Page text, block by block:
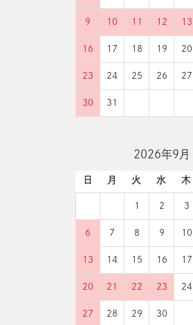
9 10 11 12 13
16 17 18 19 20
23 24 25 26 27
30 31
2026年9月
日 月 火 水 木
1 2 3
6 7 8 9 10
13 14 15 16 17
20 21 22 23 24
27 28 29 30